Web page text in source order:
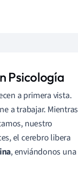
Psicología
a primera vista.
a trabajar. Mientras
nuestro
el cerebro libera
, enviándonos una